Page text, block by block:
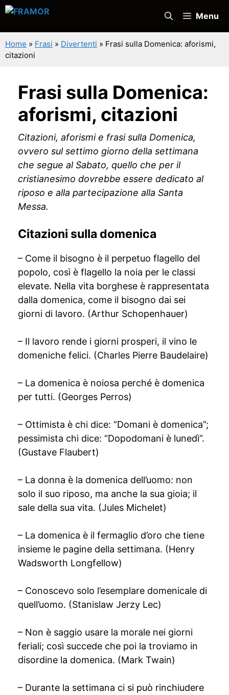
Vai
contenuto
Menu
Home » Frasi » Divertenti » Frasi sulla Domenica: aforismi,
citazioni
Frasi sulla Domenica:
aforismi, citazioni
Citazioni, aforismi e frasi sulla Domenica,
ovvero sul settimo giorno della settimana
che segue al Sabato, quello che per il
cristianesimo dovrebbe essere dedicato al
riposo e alla partecipazione alla Santa
Messa.
Citazioni sulla domenica
– Come il bisogno è il perpetuo flagello del
popolo, così è flagello la noia per le classi
elevate. Nella vita borghese è rappresentata
dalla domenica, come il bisogno dai sei
giorni di lavoro. (Arthur Schopenhauer)
– Il lavoro rende i giorni prosperi, il vino le
domeniche felici. (Charles Pierre Baudelaire)
– La domenica è noiosa perché è domenica
per tutti. (Georges Perros)
– Ottimista è chi dice: “Domani è domenica”;
pessimista chi dice: “Dopodomani è lunedì”.
(Gustave Flaubert)
– La donna è la domenica dell’uomo: non
solo il suo riposo, ma anche la sua gioia; il
sale della sua vita. (Jules Michelet)
– La domenica è il fermaglio d’oro che tiene
insieme le pagine della settimana. (Henry
Wadsworth Longfellow)
– Conoscevo solo l’esemplare domenicale di
quell’uomo. (Stanislaw Jerzy Lec)
– Non è saggio usare la morale nei giorni
feriali; così succede che poi la troviamo in
disordine la domenica. (Mark Twain)
– Durante la settimana ci si può rinchiudere